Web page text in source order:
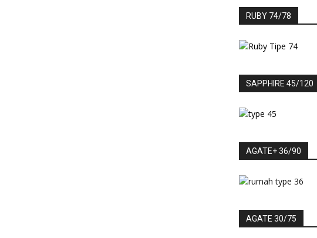
RUBY 74/78
SAPPHIRE 45/120
AGATE+ 36/90
AGATE 30/75